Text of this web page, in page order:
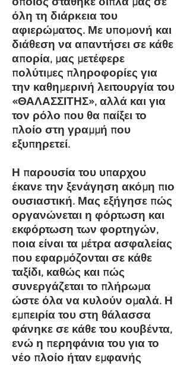
όλη τη διάρκεια του
αφιερώματος. Με υπομονή και
διάθεση να απαντήσει σε κάθε
απορία, μας μετέφερε
πολύτιμες πληροφορίες για
την καθημερινή λειτουργία του
«ΘΑΛΑΣΣΙΤΗΣ», αλλά και για
τον ρόλο που θα παίξει το
πλοίο στη γραμμή που
εξυπηρετεί.
Η παρουσία του υπαρχου
έκανε την ξενάγηση ακόμη πιο
ουσιαστική. Μας εξήγησε πώς
οργανώνεται η φόρτωση και
εκφόρτωση των φορτηγών,
ποια είναι τα μέτρα ασφαλείας
που εφαρμόζονται σε κάθε
ταξίδι, καθώς και πώς
συνεργάζεται το πλήρωμα
ώστε όλα να κυλούν ομαλά. Η
εμπειρία του στη θάλασσα
φάνηκε σε κάθε του κουβέντα,
ενώ η περηφάνια του για το
νέο πλοίο ήταν εμφανής